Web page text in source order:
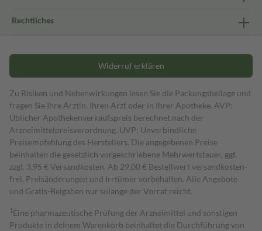
Rechtliches
Widerruf erklären
Zu Risiken und Nebenwirkungen lesen Sie die Packungsbeilage und
fragen Sie Ihre Ärztin, Ihren Arzt oder in Ihrer Apotheke. AVP:
Üblicher Apothekenverkaufspreis berechnet nach der
Arzneimittelpreisverordnung. UVP: Unverbindliche
Preisempfehlung des Herstellers. Die angegebenen Preise
beinhalten die gesetzlich vorgeschriebene Mehrwertsteuer, ggf.
zzgl. 3,95 € Versandkosten. Ab 29,00 € Bestell­wert versand­kosten­
frei. Preisänderungen und Irrtümer vorbehalten. Alle Angebote
und Gratis-Beigaben nur solange der Vorrat reicht.
1 Eine pharmazeutische Prüfung der Arzneimittel und sonstigen
Produkte in deinem Warenkorb beinhaltet die Durchführung von